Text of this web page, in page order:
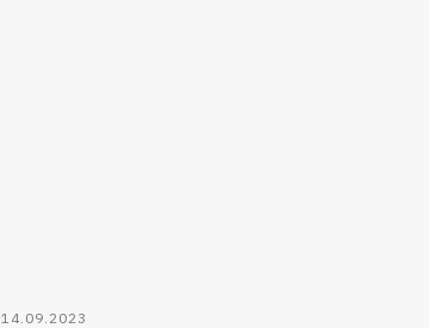
14.09.2023